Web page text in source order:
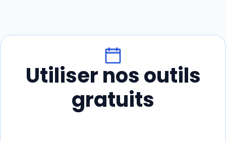
Utiliser nos outils
gratuits